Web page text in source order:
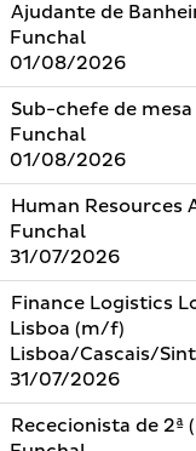
Ajudante de
Funchal
01/08/2026
Sub-chefe de
Funchal
01/08/2026
Human Resources
Funchal
31/07/2026
Finance Logistics
Lisboa (m/f)
Lisboa/Cascais/
31/07/2026
Rececionista de 2ª